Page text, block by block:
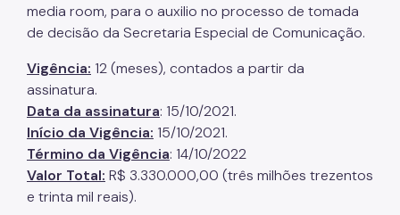
media room, para o auxilio no processo de tomada
de decisão da Secretaria Especial de Comunicação.
Vigência: 12 (meses), contados a partir da
assinatura.
Data da assinatura: 15/10/2021.
Início da Vigência: 15/10/2021.
Término da Vigência: 14/10/2022
Valor Total: R$ 3.330.000,00 (três milhões trezentos
e trinta mil reais).